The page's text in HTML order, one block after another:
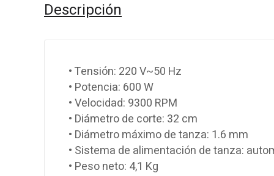
Descripción
• Tensión: 220 V~50 Hz
• Potencia: 600 W
• Velocidad: 9300 RPM
• Diámetro de corte: 32 cm
• Diámetro máximo de tanza: 1.6 mm
• Sistema de alimentación de tanza:
• Peso neto: 4,1 Kg